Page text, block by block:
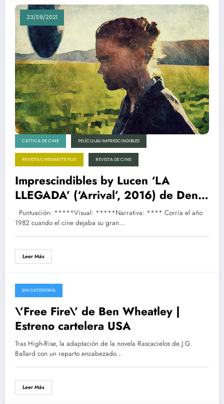
23/09/2021
CRÍTICA DE CINE PELÍCULAS IMPRESCINDIBLES
REVISTA CINEMATTE FLIX REVISTA DE CINE
Imprescindibles by Lucen ‘LA
LLEGADA’ (‘Arrival’, 2016) de Denis
Villeneuve | ¿La mejor película de
2016?
Puntuación: *****Visual: *****Narrativa: **** Corría el año
1982 cuando el cine dejaba su gran…
Leer Más
21/04/2017
SIN CATEGORÍA
\’Free Fire\’ de Ben Wheatley |
Estreno cartelera USA
Tras High-Rise, la adaptación de la novela Rascacielos de J.G.
Ballard con un reparto encabezado…
Leer Más